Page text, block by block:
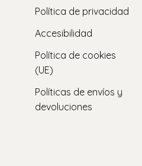
Política de privacidad
Accesibilidad
Política de cookies
(UE)
Políticas de envíos y
devoluciones